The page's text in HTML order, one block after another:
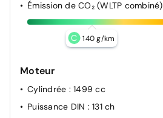
Émission de CO₂ (WLTP combiné)
C 140 g/km
Moteur
Cylindrée : 1499 cc
Puissance DIN : 131 ch